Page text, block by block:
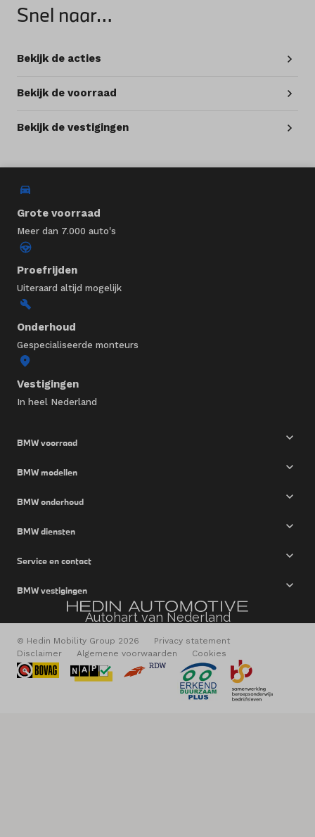
Snel naar…
Bekijk de acties
Bekijk de voorraad
Bekijk de vestigingen
Grote voorraad
Meer dan 7.000 auto's
Proefrijden
Uiteraard altijd mogelijk
Onderhoud
Gespecialiseerde monteurs
Vestigingen
In heel Nederland
BMW voorraad
BMW modellen
BMW onderhoud
BMW diensten
Service en contact
BMW vestigingen
Autohart van Nederland
© Hedin Mobility Group 2026
Privacy statement
Disclaimer
Algemene voorwaarden Cookies